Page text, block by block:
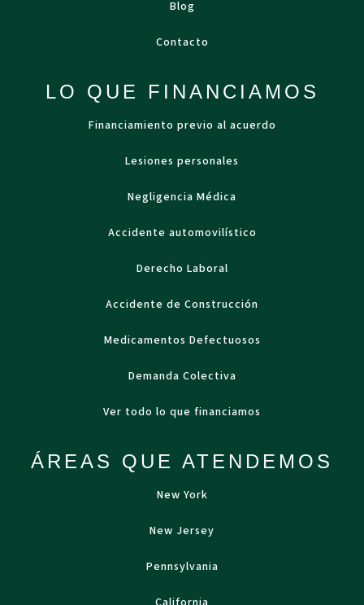
Blog
Contacto
LO QUE FINANCIAMOS
Financiamiento previo al acuerdo
Lesiones personales
Negligencia Médica
Accidente automovilístico
Derecho Laboral
Accidente de Construcción
Medicamentos Defectuosos
Demanda Colectiva
Ver todo lo que financiamos
ÁREAS QUE ATENDEMOS
New York
New Jersey
Pennsylvania